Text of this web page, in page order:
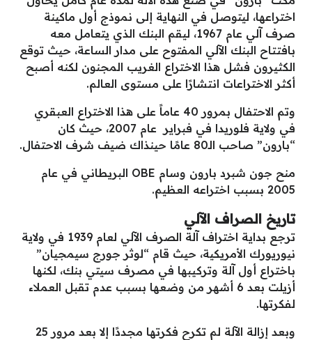
اختراعها، ليتوصل في النهاية إلى نموذج أول ماكينة
صرف آلي عام 1967، ليقم البنك الذي يتعامل معه
بافتتاح البنك الآلي المفتوح على مدار الساعة، حيث توقع
الكثيرون فشل هذا الاختراع الغريب المجنون لكنه أصبح
أكثر الاختراعات انتشارًا على مستوى العالم.
وتم الاحتفال بمرور 40 عاماً على هذا الاختراع العبقري
في ولاية فلوريدا في فبراير عام 2007، حيث كان
“بارون” صاحب الـ80 عامًا حينذاك ضيف شرف الاحتفال.
منح جون شبرد بارون وسام OBE البريطاني في عام
2005 بسبب اختراعه العظيم.
تاريخ الصراف الآلي
ترجع بداية اختراف آلة الصرف الآلي لعام 1939 في ولاية
نيوريورك الأمريكية، حيث قام “لوثر جورج سيمجيان”
باختراع أول آلة وتركيبها في مصرف سيتي بنك، لكنها
أزيلت بعد 6 أشهر من وضعها بسبب عدم تقبل العملاء
لفكرتها.
وبعد إزالة الآلة لم تكرح فكرتها مجددًا إلا بعد مرور 25